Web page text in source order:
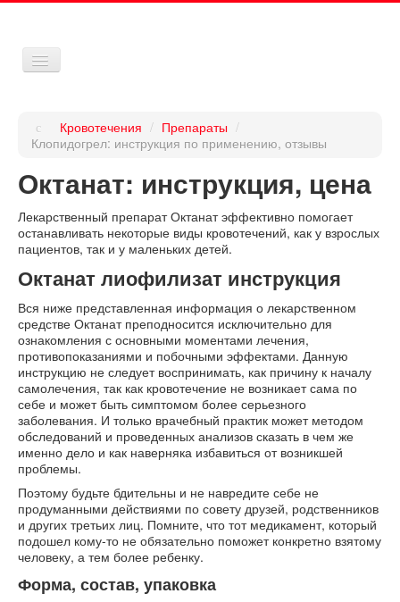
Кровотечения:
Дети
Взрослые
Препараты
Средства
Карта
Кровотечения / Препараты /
Клопидогрел: инструкция по применению, отзывы
Октанат: инструкция, цена
Лекарственный препарат Октанат эффективно помогает
останавливать некоторые виды кровотечений, как у взрослых
пациентов, так и у маленьких детей.
Октанат лиофилизат инструкция
Вся ниже представленная информация о лекарственном
средстве Октанат преподносится исключительно для
ознакомления с основными моментами лечения,
противопоказаниями и побочными эффектами. Данную
инструкцию не следует воспринимать, как причину к началу
самолечения, так как кровотечение не возникает сама по
себе и может быть симптомом более серьезного
заболевания. И только врачебный практик может методом
обследований и проведенных анализов сказать в чем же
именно дело и как наверняка избавиться от возникшей
проблемы.
Поэтому будьте бдительны и не навредите себе не
продуманными действиями по совету друзей, родственников
и других третьих лиц. Помните, что тот медикамент, который
подошел кому-то не обязательно поможет конкретно взятому
человеку, а тем более ребенку.
Форма, состав, упаковка